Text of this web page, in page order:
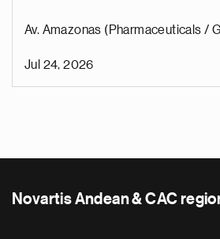
Av. Amazonas (Pharmaceuticals /
Jul 24, 2026
Novartis Andean & CAC